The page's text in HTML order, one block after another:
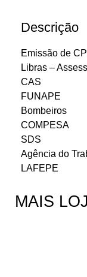
Descrição
Emissão de
Libras –
CAS
FUNAPE
Bombeiros
COMPESA
SDS
Agência do
LAFEPE
MAIS